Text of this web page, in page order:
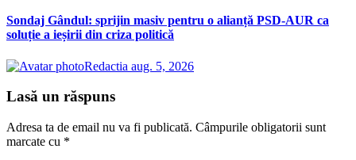
Sondaj Gândul: sprijin masiv pentru o alianță PSD-AUR ca
soluție a ieșirii din criza politică
Redactia aug. 5, 2026
Lasă un răspuns
Adresa ta de email nu va fi publicată. Câmpurile obligatorii sunt
marcate cu *